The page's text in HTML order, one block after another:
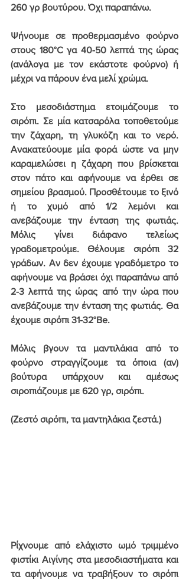
260 γρ βουτύρου. Όχι παραπάνω.
Ψήνουμε σε προθερμασμένο φούρνο
στους 180°C γα 40-50 λεπτά της ώρας
(ανάλογα με τον εκάστοτε φούρνο) ή
μέχρι να πάρουν ένα μελί χρώμα.
Στο μεσοδιάστημα ετοιμάζουμε το
σιρόπι. Σε μία κατσαρόλα τοποθετούμε
Ανακατεύουμε μία φορά ώστε να μην
καραμελώσει η ζάχαρη που βρίσκεται
στον πάτο και αφήνουμε να έρθει σε
σημείου βρασμού. Προσθέτουμε το ξινό
ή το χυμό από 1/2 λεμόνι και
ανεβάζουμε την ένταση της φωτιάς.
Μόλις γίνει διάφανο τελείως
γραδομετρούμε. Θέλουμε σιρόπι 32
γράδων. Αν δεν έχουμε γραδόμετρο το
αφήνουμε να βράσει όχι παραπάνω από
2-3 λεπτά της ώρας από την ώρα που
ανεβάζουμε την ένταση της φωτιάς. Θα
έχουμε σιρόπι 31-32°Be.
Μόλις βγουν τα μαντιλάκια από το
φούρνο στραγγίζουμε τα όποια (αν)
βούτυρα υπάρχουν και αμέσως
σιροπιάζουμε με 620 γρ, σιρόπι.
(Ζεστό σιρόπι, τα μαντηλάκια ζεστά.)
Ρίχνουμε από ελάχιστο ωμό τριμμένο
φιστίκι Αιγίνης στα μεσοδιαστήματα και
τα αφήνουμε να τραβήξουν το σιρόπι